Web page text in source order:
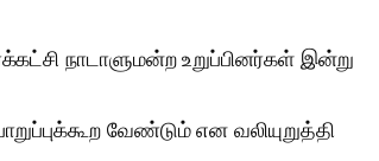
நாடாளுமன்ற உறுப்பினர்கள் இன்று
வேண்டும் என வலியுறுத்தி